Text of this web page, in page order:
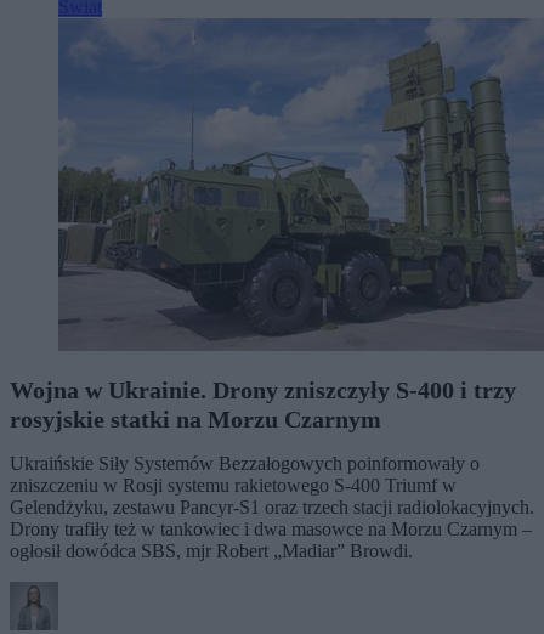
Wojna w Ukrainie. Drony zniszczyły S-400 i trzy
rosyjskie statki na Morzu Czarnym
Ukraińskie Siły Systemów Bezzałogowych poinformowały o
zniszczeniu w Rosji systemu rakietowego S-400 Triumf w
Gelendżyku, zestawu Pancyr-S1 oraz trzech stacji radiolokacyjnych.
Drony trafiły też w tankowiec i dwa masowce na Morzu Czarnym –
ogłosił dowódca SBS, mjr Robert „Madiar” Browdi.